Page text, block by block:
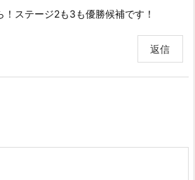
ステージ2も3も優勝候補です！
返信